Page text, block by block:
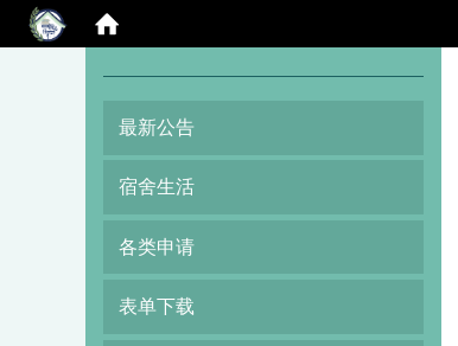
最新公告
宿舍生活
各类申请
表单下载